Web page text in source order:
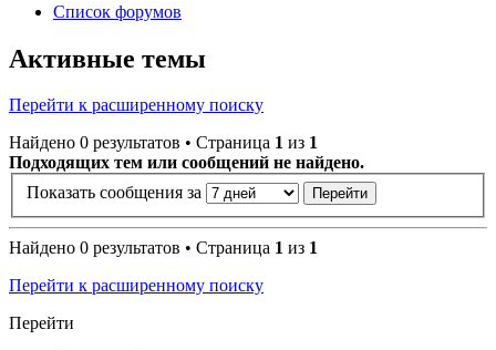
Список форумов
Активные темы
Перейти к расширенному поиску
Найдено 0 результатов • Страница 1 из 1
Подходящих тем или сообщений не найдено.
Показать сообщения за
Найдено 0 результатов • Страница 1 из 1
Перейти к расширенному поиску
Перейти